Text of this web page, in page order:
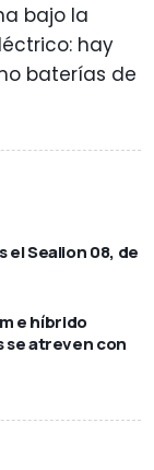
bajo la
hay
baterías de
el Sealion 08, de
e híbrido
se atreven con